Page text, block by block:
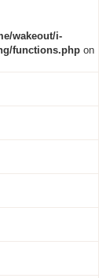
wakeout/i-
functions.php on